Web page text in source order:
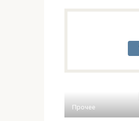
Прочее